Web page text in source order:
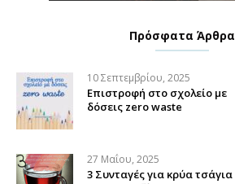
Πρόσφατα Άρθρα
10 Σεπτεμβρίου, 2025
Επιστροφή στο σχολείο με
δόσεις zero waste
27 Μαΐου, 2025
3 Συνταγές για κρύα τσάγια